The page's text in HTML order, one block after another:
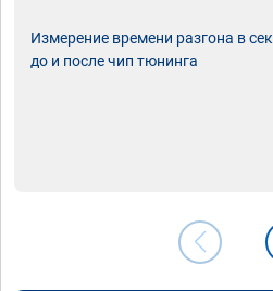
Измерение времени разгона в
до и после чип тюнинга